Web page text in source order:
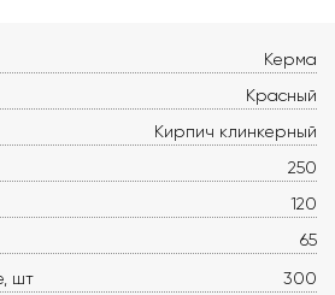
Керма
Красный
Кирпич клинкерный
250
120
65
шт
300